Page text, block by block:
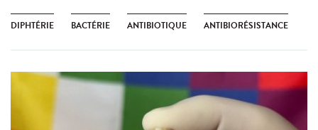
DIPHTÉRIE BACTÉRIE ANTIBIOTIQUE ANTIBIORÉSISTANCE